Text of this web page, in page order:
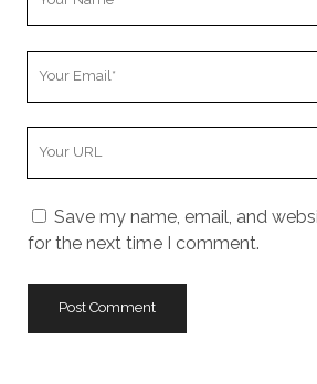
Save my name, email, and
for the next time I comment.